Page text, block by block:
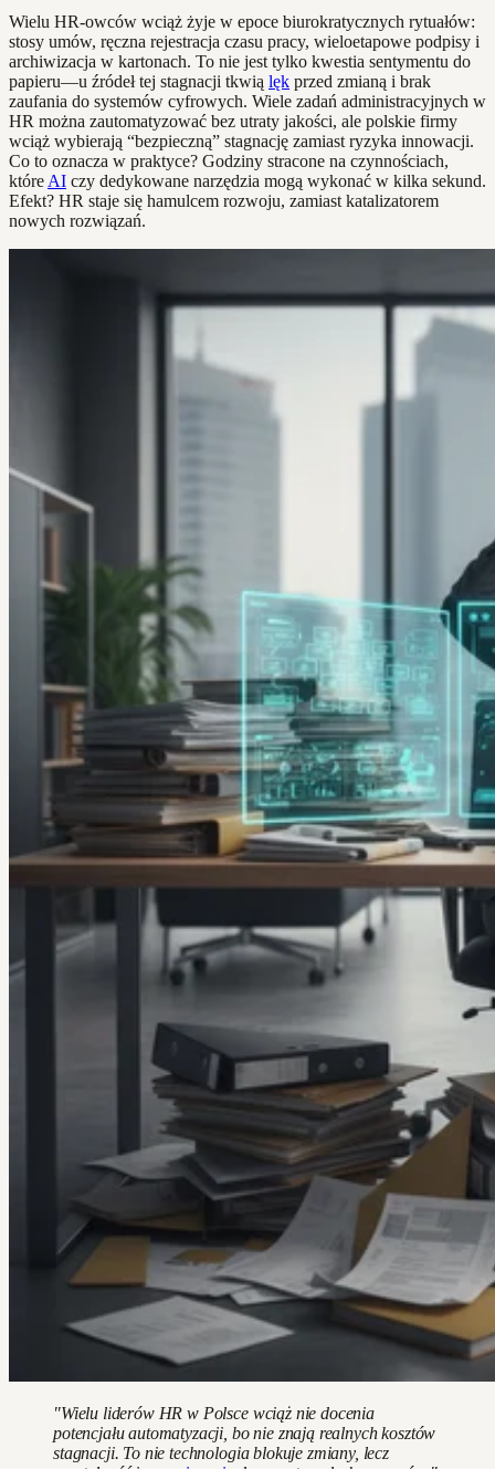
Wielu HR-owców wciąż żyje w epoce biurokratycznych rytuałów:
stosy umów, ręczna rejestracja czasu pracy, wieloetapowe podpisy i
archiwizacja w kartonach. To nie jest tylko kwestia sentymentu do
papieru—u źródeł tej stagnacji tkwią lęk przed zmianą i brak
zaufania do systemów cyfrowych. Wiele zadań administracyjnych w
HR można zautomatyzować bez utraty jakości, ale polskie firmy
wciąż wybierają “bezpieczną” stagnację zamiast ryzyka innowacji.
Co to oznacza w praktyce? Godziny stracone na czynnościach,
które AI czy dedykowane narzędzia mogą wykonać w kilka sekund.
Efekt? HR staje się hamulcem rozwoju, zamiast katalizatorem
nowych rozwiązań.
"Wielu liderów HR w Polsce wciąż nie docenia
potencjału automatyzacji, bo nie znają realnych kosztów
stagnacji. To nie technologia blokuje zmiany, lecz